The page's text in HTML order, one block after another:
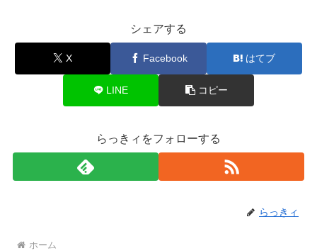
シェアする
X Facebook はてブ
LINE コピー
らっきィをフォローする
らっきィ
ホーム